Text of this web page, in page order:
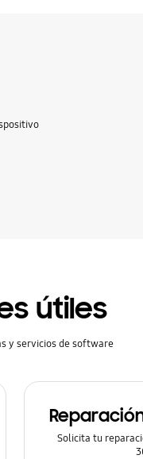
útiles
y servicios de software
Solicita tu